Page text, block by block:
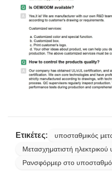
Ετικέτες:
υποσταθμικός
Μετασχηματιστή
Ρανσφόρμερ στο υποσταθμό